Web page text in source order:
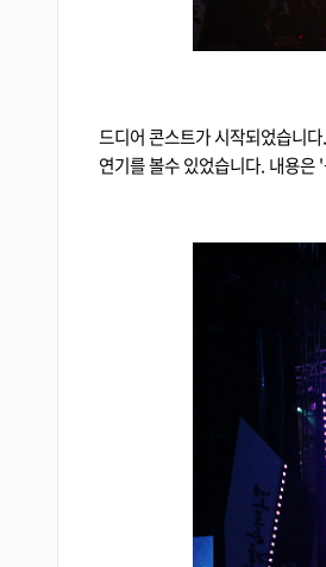
드디어 콘스트가 시작되었습니
연기를 볼수 있었습니다. 내용